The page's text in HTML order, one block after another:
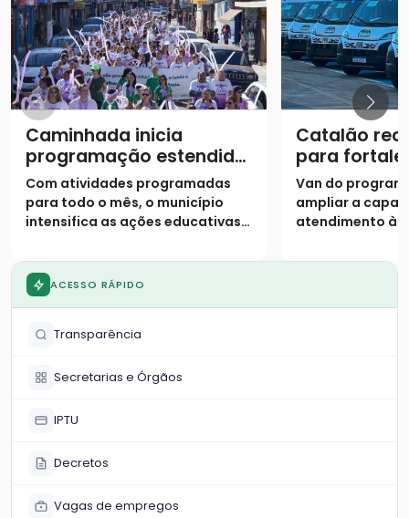
Caminhada inicia
programação estendida
do Agosto Lilás
Com atividades programadas
para todo o mês, o município
intensifica as ações educativas e
violência contra a mulher
Catalão
para
assistência
Van do
ampliar a
atendimento às
município
ACESSO RÁPIDO
Transparência
Secretarias e Órgãos
IPTU
Decretos
Vagas de empregos